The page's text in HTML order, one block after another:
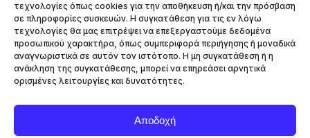
τεχνολογίες όπως cookies για την αποθήκευση ή/και την πρόσβαση
σε πληροφορίες συσκευών. Η συγκατάθεση για τις εν λόγω
τεχνολογίες θα μας επιτρέψει να επεξεργαστούμε δεδομένα
προσωπικού χαρακτήρα, όπως συμπεριφορά περιήγησης ή μοναδικά
αναγνωριστικά σε αυτόν τον ιστότοπο. Η μη συγκατάθεση ή η
ανάκληση της συγκατάθεσης, μπορεί να επηρεάσει αρνητικά
ορισμένες λειτουργίες και δυνατότητες.
Αποδοχή
EΠΙΣΤΡΟΦΕΣ – ΑΛΛΑΓΕΣ
Πολιτικη Απορρητου
Πολιτική Cookies (ΕΕ)
ΑΣΗΜΕΝΙΑ ΚΟΣΜΗΜΑΤΑ
ΧΡΥΣΑ ΚΟΣΜΗΜΑΤΑ